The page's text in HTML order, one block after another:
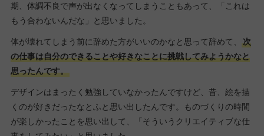
期、体調不良で声が出なくなってしまうこともあって、「これは
もう合わないんだな」と思いました。
体が壊れてしまう前に辞めた方がいいのかなと思って辞めて、
次
の仕事は自分のできることや好きなことに挑戦してみようかなと
思ったんです。
デザインはまったく勉強していなかったんですけど、昔、絵を描
くのが好きだったなとふと思い出したんです。ものづくりの時間
が楽しかったことを思い出して、「そういうクリエイティブな仕